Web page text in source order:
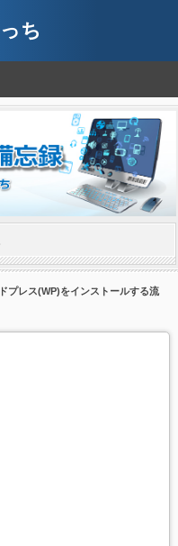
ち
プレス(WP)をインストールする流